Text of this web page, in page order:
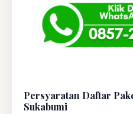
Persyaratan Daftar
Sukabumi